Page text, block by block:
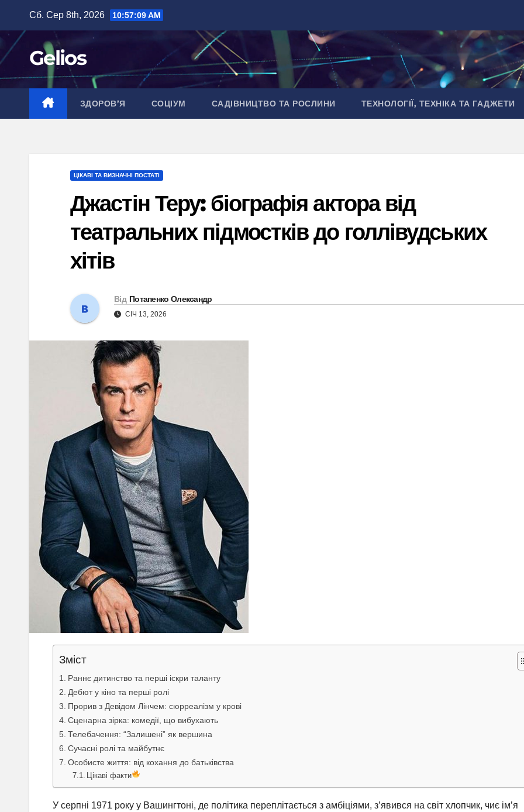
вмісту
Сб. Сер 8th, 2026 10:57:10 AM
Gelios
ЗДОРОВ’Я СОЦІУМ САДІВНИЦТВО ТА РОСЛИНИ ТЕХНОЛОГІЇ, ТЕХНІКА ТА ГАДЖЕТИ
ЦІКАВІ ТА ВИЗНАЧНІ ПОСТАТІ
Джастін Теру: біографія актора від
театральних підмостків до голлівудських
хітів
Від Потапенко Олександр
СІЧ 13, 2026
Зміст
Раннє дитинство та перші іскри таланту
Дебют у кіно та перші ролі
Прорив з Девідом Лінчем: сюрреалізм у крові
Сценарна зірка: комедії, що вибухають
Телебачення: “Залишені” як вершина
Сучасні ролі та майбутнє
Особисте життя: від кохання до батьківства
Цікаві факти
У серпні 1971 року у Вашингтоні, де політика переплітається з амбіціями, з’явився на світ хлопчик, чиє ім’я